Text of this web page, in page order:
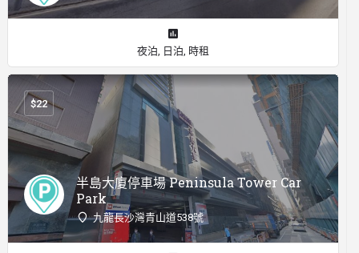
夜泊, 日泊, 時租
半島大廈停車場 Peninsula Tower Car
Park
九龍長沙灣青山道538號
$22